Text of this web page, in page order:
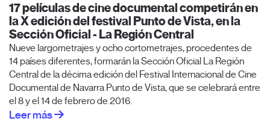
17 películas de cine documental competirán en
la X edición del festival Punto de Vista, en la
Sección Oficial - La Región Central
Nueve largometrajes y ocho cortometrajes, procedentes de
14 países diferentes, formarán la Sección Oficial La Región
Central de la décima edición del Festival Internacional de Cine
Documental de Navarra Punto de Vista, que se celebrará entre
el 8 y el 14 de febrero de 2016.
Leer más